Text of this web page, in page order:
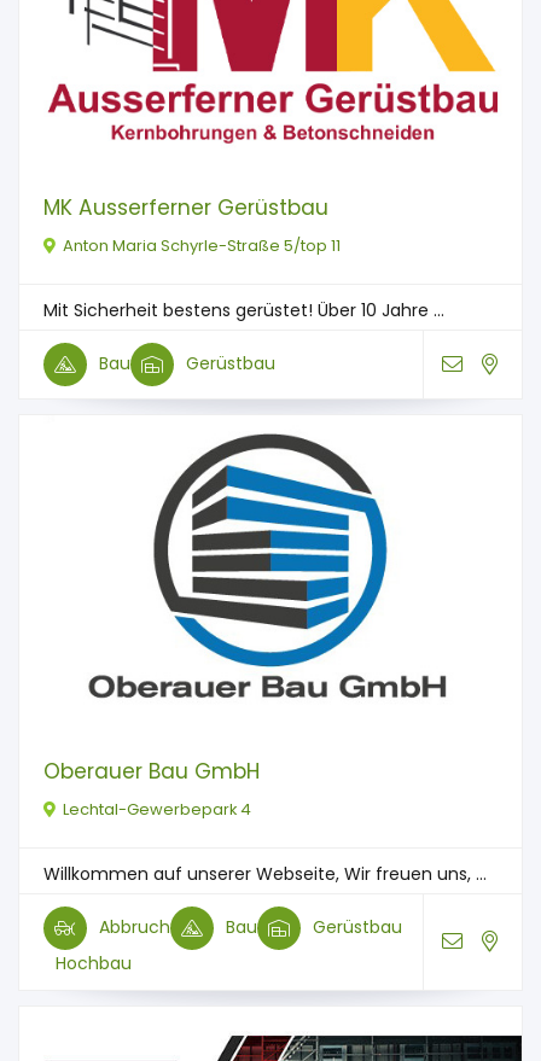
MK Ausserferner Gerüstbau
Anton Maria Schyrle-Straße 5/top 11
Mit Sicherheit bestens gerüstet! Über 10 Jahre ...
Bau Gerüstbau
Oberauer Bau GmbH
Lechtal-Gewerbepark 4
Willkommen auf unserer Webseite, Wir freuen uns, ...
Abbruch Bau
Gerüstbau
Hochbau